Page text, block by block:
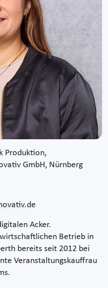
Produktion,
GmbH, Nürnberg
Acker.
Betrieb in
bereits seit 2012 bei
Veranstaltungskauffrau